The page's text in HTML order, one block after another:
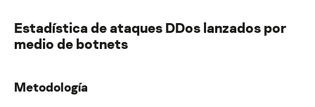
Estadística de ataques DDos lanzados por
medio de botnets
Metodología